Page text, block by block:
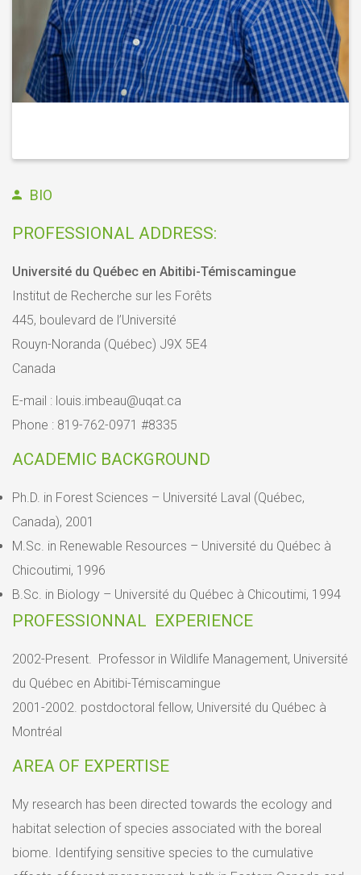
BIO
PROFESSIONAL ADDRESS:
Université du Québec en Abitibi-Témiscamingue
Institut de Recherche sur les Forêts
445, boulevard de l’Université
Rouyn-Noranda (Québec) J9X 5E4
Canada
E-mail : louis.imbeau@uqat.ca
Phone : 819-762-0971 #8335
ACADEMIC BACKGROUND
Ph.D. in Forest Sciences – Université Laval (Québec,
Canada), 2001
M.Sc. in Renewable Resources – Université du Québec à
Chicoutimi, 1996
B.Sc. in Biology – Université du Québec à Chicoutimi, 1994
PROFESSIONNAL EXPERIENCE
2002-Present. Professor in Wildlife Management, Université
du Québec en Abitibi-Témiscamingue
2001-2002. postdoctoral fellow, Université du Québec à
Montréal
AREA OF EXPERTISE
My research has been directed towards the ecology and
habitat selection of species associated with the boreal
biome. Identifying sensitive species to the cumulative